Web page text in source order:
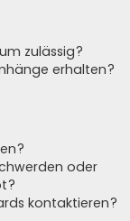
zulässig?
erhalten?
oder
kontaktieren?